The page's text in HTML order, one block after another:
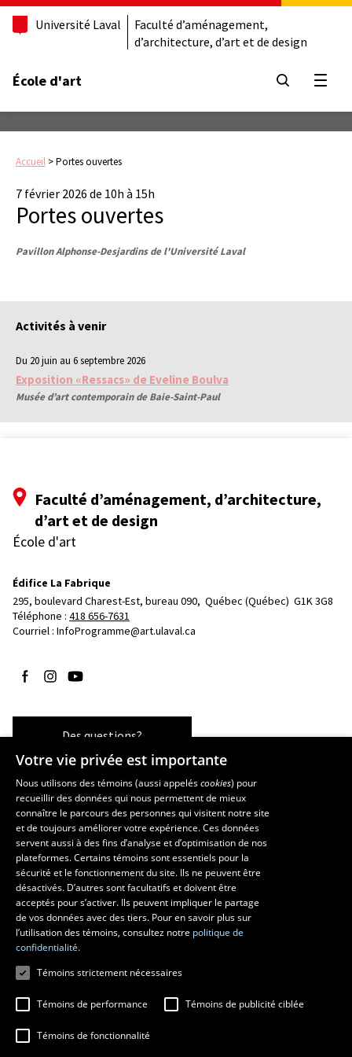
Université Laval
Faculté d’aménagement,
d’architecture, d’art et de design
École d'art
Accueil >Portes ouvertes
7 février 2026 de 10h à 15h
Portes ouvertes
Pavillon Alphonse-Desjardins de l'Université Laval
Activités à venir
Du 20 juin au 6 septembre 2026
Exposition «Ressacs» de Eveline Boulva
Musée d’art contemporain de Baie-Saint-Paul
Faculté d’aménagement, d’architecture,
d’art et de design
École d'art
Édifice La Fabrique
295, boulevard Charest-Est, bureau 090, Québec (Québec)  G1K 3G8
Téléphone : 418 656-7631
Courriel : InfoProgramme@art.ulaval.ca
Suivez-nous sur Facebook
Suivez-nous sur Instagram
Suivez-nous sur YouTube
Des questions?
Les écoles et la recherche
École supérieure d’aménagement du territoire et de développement
régional
École d’architecture
École de design
Centre de recherche en aménagement et développement
Votre vie privée est importante
Nous utilisons des témoins (aussi appeléscookies) pour
recueillir des données qui nous permettent de mieux
connaître le parcours des personnes qui visitent notre site
et de toujours améliorer votre expérience. Ces données
servent aussi à des fins d’analyse et d’optimisation de nos
plateformes. Certains témoins sont essentiels pour la
sécurité et le fonctionnement du site. Ils ne peuvent être
désactivés. D’autres sont facultatifs et doivent être
acceptés pour s’activer. Ils peuvent impliquer le partage
de vos données avec des tiers. Pour en savoir plus sur
l’utilisation des témoins, consultez notre politique de
confidentialité.
Témoins strictement nécessaires
Témoins de performance Témoins de publicité ciblée
Témoins de fonctionnalité